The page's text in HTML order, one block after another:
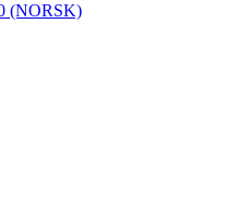
(NORSK)